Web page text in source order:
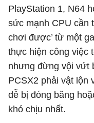
PlayStation 1, N64
sức mạnh CPU cần
chơi được’ từ một
thực hiện công việc
nhưng đừng vội vứt
PCSX2 phải vật lộn
dễ bị đóng băng
khó chịu nhất.